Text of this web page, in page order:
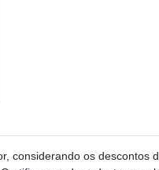
considerando os descontos